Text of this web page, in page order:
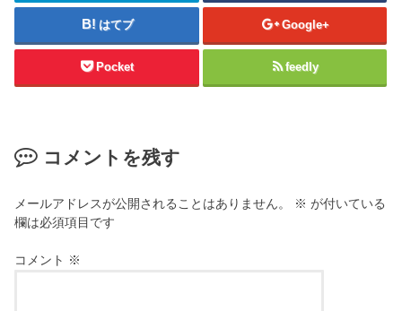
はてブ Google+
Pocket feedly
コメントを残す
メールアドレスが公開されることはありません。 ※ が付いている
欄は必須項目です
コメント ※